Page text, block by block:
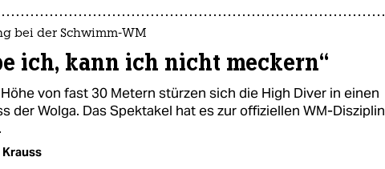
bei der Schwimm-WM
ich, kann ich nicht meckern“
von fast 30 Metern stürzen sich die High Diver in einen
der Wolga. Das Spektakel hat es zur offiziellen WM-Disziplin